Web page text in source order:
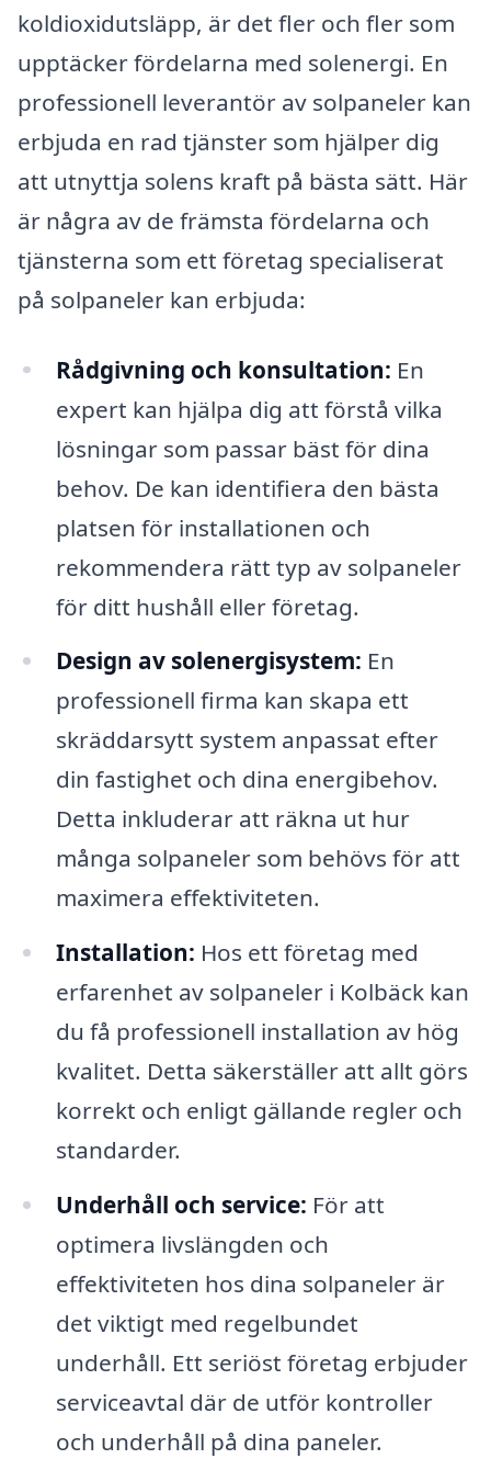
koldioxidutsläpp, är det fler och fler som
upptäcker fördelarna med solenergi. En
professionell leverantör av solpaneler kan
erbjuda en rad tjänster som hjälper dig
att utnyttja solens kraft på bästa sätt. Här
är några av de främsta fördelarna och
tjänsterna som ett företag specialiserat
på solpaneler kan erbjuda:
Rådgivning och konsultation: En
expert kan hjälpa dig att förstå vilka
lösningar som passar bäst för dina
behov. De kan identifiera den bästa
platsen för installationen och
rekommendera rätt typ av solpaneler
för ditt hushåll eller företag.
Design av solenergisystem: En
professionell firma kan skapa ett
skräddarsytt system anpassat efter
din fastighet och dina energibehov.
Detta inkluderar att räkna ut hur
många solpaneler som behövs för att
maximera effektiviteten.
Installation: Hos ett företag med
erfarenhet av solpaneler i Kolbäck kan
du få professionell installation av hög
kvalitet. Detta säkerställer att allt görs
korrekt och enligt gällande regler och
standarder.
Underhåll och service: För att
optimera livslängden och
effektiviteten hos dina solpaneler är
det viktigt med regelbundet
underhåll. Ett seriöst företag erbjuder
serviceavtal där de utför kontroller
och underhåll på dina paneler.